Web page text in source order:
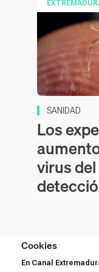
Cookies
En Canal
SANIDAD
Los
virus